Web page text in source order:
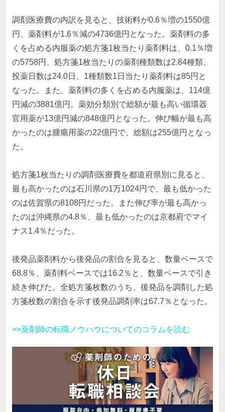
調剤医療費の内訳を見ると、技術料が0.6％増の1550億
円、薬剤料が1.6％減の4736億円となった。薬剤料の多
くを占める内服薬の処方箋1枚当たり薬剤料は、0.1％増
の5758円、処方箋1枚当たりの薬剤種類数は2.84種類、
投薬日数は24.0日、1種類数1日当たり薬剤料は85円と
なった。また、薬剤料の多くを占める内服薬は、114億
円減の3881億円。薬効分類別で総額が最も高い循環器
官用薬が13億円減の848億円となった。伸び幅が最も高
かったのは腫瘍用薬の22億円で、総額は255億円となっ
た。
処方箋1枚当たりの調剤医療費を都道府県別に見ると、
最も高かったのは石川県の1万1024円で、最も低かった
のは佐賀県の8108円だった。また伸び率が最も高かっ
たのは沖縄県の4.8％、最も低かったのは京都府でマイ
ナス1.4％だった。
後発品薬剤料から後発品の割合を見ると、数量ベースで
68.8％、薬剤料ベースでは16.2％と、数量ベースで引き
続き伸びた。全処方箋枚数のうち、後発品を調剤した処
方箋枚数の割合を示す後発品調剤率は67.7％となった。
>>薬剤師の転職ノウハウについてのコラムを読む